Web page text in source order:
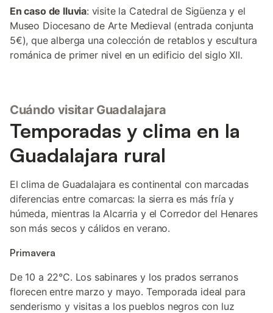
En caso de lluvia: visite la Catedral de Sigüenza y el
Museo Diocesano de Arte Medieval (entrada conjunta
5€), que alberga una colección de retablos y escultura
románica de primer nivel en un edificio del siglo XII.
Cuándo visitar Guadalajara
Temporadas y clima en la
Guadalajara rural
El clima de Guadalajara es continental con marcadas
diferencias entre comarcas: la sierra es más fría y
húmeda, mientras la Alcarria y el Corredor del Henares
son más secos y cálidos en verano.
Primavera
De 10 a 22°C. Los sabinares y los prados serranos
florecen entre marzo y mayo. Temporada ideal para
senderismo y visitas a los pueblos negros con luz